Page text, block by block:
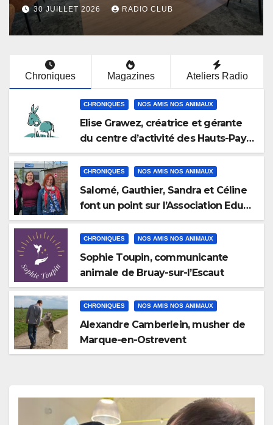
30 JUILLET 2026 RADIO CLUB
Chroniques Magazines Ateliers Radio
CHRONIQUES NOS AMIS NOS ANIMAUX
Elise Grawez, créatrice et gérante
du centre d’activité des Hauts-Pays
des Poilus à Blaugies
CHRONIQUES NOS AMIS NOS ANIMAUX
Salomé, Gauthier, Sandra et Céline
font un point sur l’Association Educ,
Flair & Fun
CHRONIQUES NOS AMIS NOS ANIMAUX
Sophie Toupin, communicante
animale de Bruay-sur-l’Escaut
CHRONIQUES NOS AMIS NOS ANIMAUX
Alexandre Camberlein, musher de
Marque-en-Ostrevent